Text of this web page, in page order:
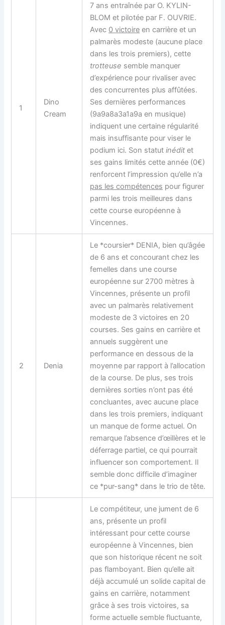
1
Dino
Cream
7 ans entraînée par O. KYLIN-
BLOM et pilotée par F. OUVRIE.
Avec 0 victoire en carrière et un
palmarès modeste (aucune place
dans les trois premiers), cette
trotteuse semble manquer
d’expérience pour rivaliser avec
des concurrentes plus affûtées.
Ses dernières performances
(9a9a8a3a1a9a en musique)
indiquent une certaine régularité
mais insuffisante pour viser le
podium ici. Son statutinédit et
ses gains limités cette année (0€)
renforcent l’impression qu’elle n’a
pas les compétences pour figurer
parmi les trois meilleures dans
cette course européenne à
Vincennes.
2 Denia
Le *coursier* DENIA, bien qu’âgée
de 6 ans et concourant chez les
femelles dans une course
européenne sur 2700 mètres à
Vincennes, présente un profil
avec un palmarès relativement
modeste de 3 victoires en 20
courses. Ses gains en carrière et
annuels suggèrent une
performance en dessous de la
moyenne par rapport à l’allocation
de la course. De plus, ses trois
dernières sorties n’ont pas été
concluantes, avec aucune place
dans les trois premiers, indiquant
un manque de forme actuel. On
remarque l’absence d’œillères et le
déferrage partiel, ce qui pourrait
influencer son comportement. Il
semble donc difficile d’imaginer
ce *pur-sang* dans le trio de tête.
Le compétiteur, une jument de 6
ans, présente un profil
intéressant pour cette course
européenne à Vincennes, bien
que son historique récent ne soit
pas flamboyant. Bien qu’elle ait
déjà accumulé un solide capital de
gains en carrière, notamment
grâce à ses trois victoires, sa
forme actuelle semble fluctuante,